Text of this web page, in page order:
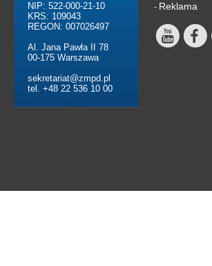
NIP: 522-000-21-10
KRS: 109043
REGON: 007026497
Al. Jana Pawła II 78
00-175 Warszawa
sekretariat@zmpd.pl
tel. +48 22 536 10 00
- Reklama